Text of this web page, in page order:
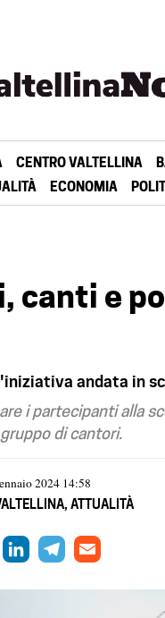
CENTRO VALTELLINA
ECONOMIA
canti e
andata in
i partecipanti alla
di cantori.
2024 14:58
, ATTUALITÀ